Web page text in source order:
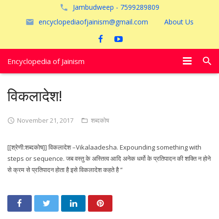
Jambudweep - 7599289809
encyclopediaofjainism@gmail.com
About Us
Encyclopedia of Jainism
अयोध्या
विकलादेश!
November 21, 2017 शब्दकोष
[[श्रेणी:शब्दकोष]] विकलादेश –Vikalaadesha. Expounding something with
steps or sequence. जब वस्तु के अस्तित्व आदि अनेक धर्मो के प्रतिपादन की शक्ति न होने
से क्रम से प्रतिपादन होता है इसे विकलादेश कहते है “